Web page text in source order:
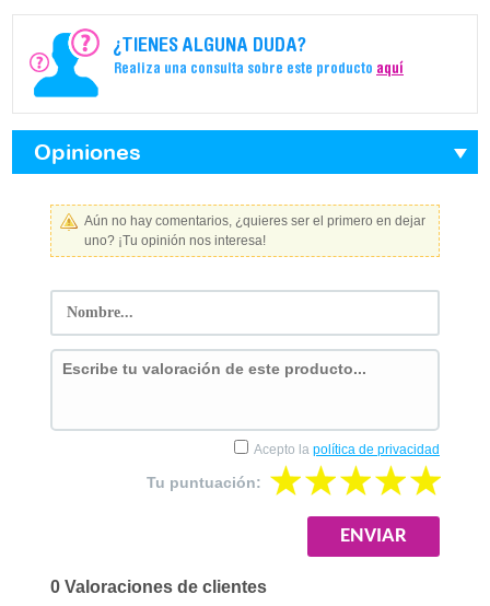
¿TIENES ALGUNA DUDA?
Realiza una consulta sobre este producto aquí
Opiniones
Aún no hay comentarios, ¿quieres ser el primero en dejar
uno? ¡Tu opinión nos interesa!
0 Valoraciones de clientes
Tu puntuación:
Acepto la política de privacidad